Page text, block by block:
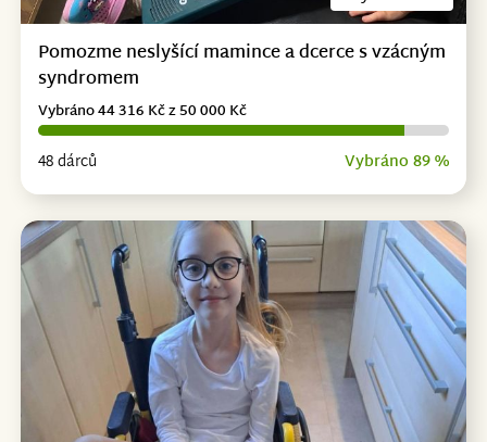
Pomozme neslyšící mamince a dcerce s vzácným
syndromem
48 dárců Vybráno 89 %
Vybráno 44 316 Kč z 50 000 Kč